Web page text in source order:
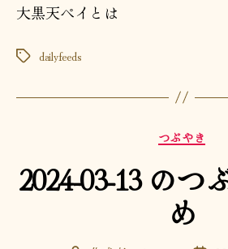
大黒天ペイとは
タ
dailyfeeds
カ
テ
ゴ
リ
ー
つぶやき
2024-03-13 のつ
め